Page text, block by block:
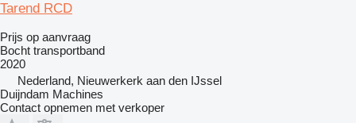
Tarend RCD
Prijs op aanvraag
Bocht transportband
2020
Nederland, Nieuwerkerk aan den IJssel
Duijndam Machines
Contact opnemen met verkoper